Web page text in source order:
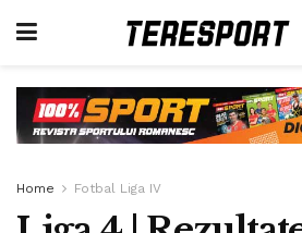
Home Fotbal Liga IV